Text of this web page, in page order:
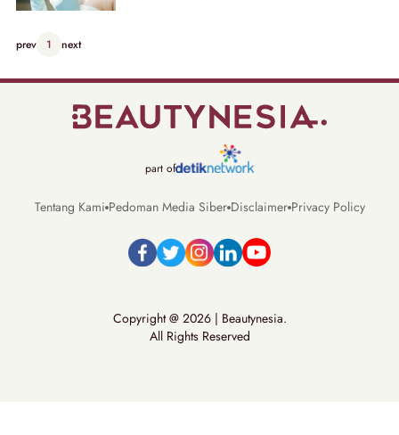
prev 1 next
part of
Tentang Kami Pedoman Media Siber Disclaimer Privacy Policy
Copyright @ 2026 | Beautynesia.
All Rights Reserved